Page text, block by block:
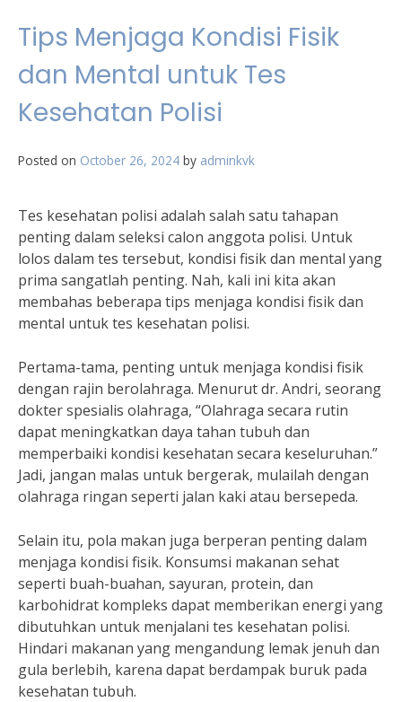
Tips Menjaga Kondisi Fisik
dan Mental untuk Tes
Kesehatan Polisi
Posted on October 26, 2024 by adminkvk
Tes kesehatan polisi adalah salah satu tahapan
penting dalam seleksi calon anggota polisi. Untuk
lolos dalam tes tersebut, kondisi fisik dan mental yang
prima sangatlah penting. Nah, kali ini kita akan
membahas beberapa tips menjaga kondisi fisik dan
mental untuk tes kesehatan polisi.
Pertama-tama, penting untuk menjaga kondisi fisik
dengan rajin berolahraga. Menurut dr. Andri, seorang
dokter spesialis olahraga, “Olahraga secara rutin
dapat meningkatkan daya tahan tubuh dan
memperbaiki kondisi kesehatan secara keseluruhan.”
Jadi, jangan malas untuk bergerak, mulailah dengan
olahraga ringan seperti jalan kaki atau bersepeda.
Selain itu, pola makan juga berperan penting dalam
menjaga kondisi fisik. Konsumsi makanan sehat
seperti buah-buahan, sayuran, protein, dan
karbohidrat kompleks dapat memberikan energi yang
dibutuhkan untuk menjalani tes kesehatan polisi.
Hindari makanan yang mengandung lemak jenuh dan
gula berlebih, karena dapat berdampak buruk pada
kesehatan tubuh.